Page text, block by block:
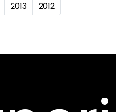
2013 2012